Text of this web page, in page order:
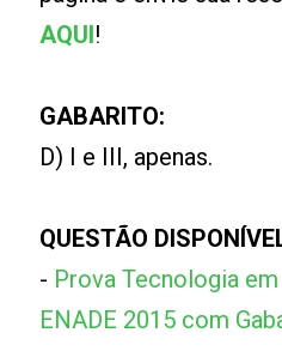
AQUI!
GABARITO:
D) I e III, apenas.
QUESTÃO
- Prova Tecnologia
ENADE 2015 com